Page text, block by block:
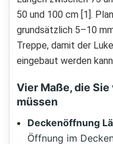
50 und 100 cm [1].
grundsätzlich 5–10
Treppe, damit der
eingebaut werden
Vier Maße, die
müssen
Deckenöffnung
Öffnung im